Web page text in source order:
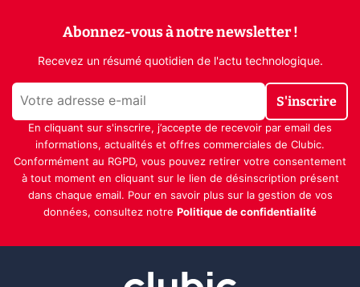
Abonnez-vous à notre newsletter !
Recevez un résumé quotidien de l'actu technologique.
S'inscrire
En cliquant sur s'inscrire, j’accepte de recevoir par email des
informations, actualités et offres commerciales de Clubic.
Conformément au RGPD, vous pouvez retirer votre consentement
à tout moment en cliquant sur le lien de désinscription présent
dans chaque email. Pour en savoir plus sur la gestion de vos
données, consultez notre Politique de confidentialité